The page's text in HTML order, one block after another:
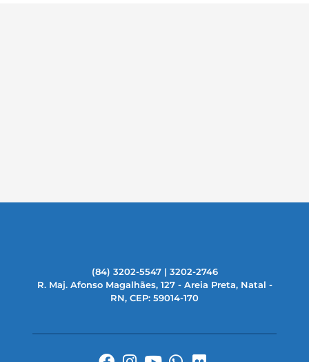
(84) 3202-5547 | 3202-2746
R. Maj. Afonso Magalhães, 127 - Areia Preta, Natal -
RN, CEP: 59014-170